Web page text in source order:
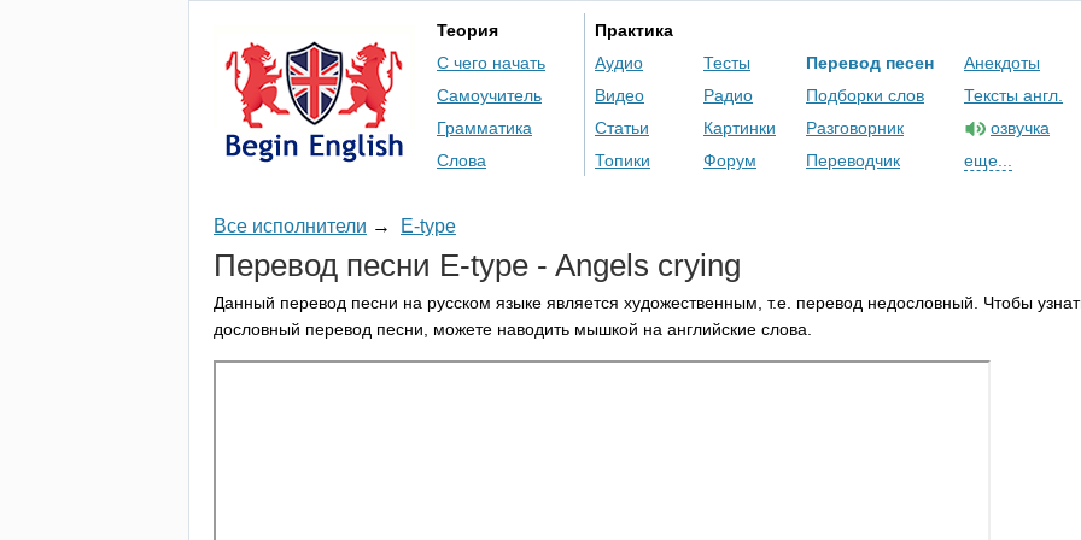
Теория
С чего начать
Самоучитель
Грамматика
Слова
Практика
Аудио
Видео
Статьи
Топики
Тесты
Радио
Картинки
Форум
Перевод песен
Подборки слов
Разговорник
Переводчик
Анекдоты
Тексты англ.
озвучка
еще...
Все исполнители → E-type
Перевод песни E-type - Angels crying
Данный перевод песни на русском языке является художественным, т.е. перевод недословный. Чтобы
дословный перевод песни, можете наводить мышкой на английские слова.